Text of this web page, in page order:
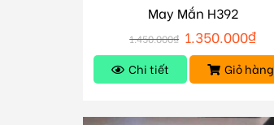
May Mắn H392
1.450.000₫ 1.350.000₫
Chi tiết Giỏ hàng